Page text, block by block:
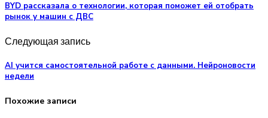
BYD рассказала о технологии, которая поможет ей отобрать
рынок у машин с ДВС
Следующая запись
AI учится самостоятельной работе с данными. Нейроновости
недели
Похожие записи